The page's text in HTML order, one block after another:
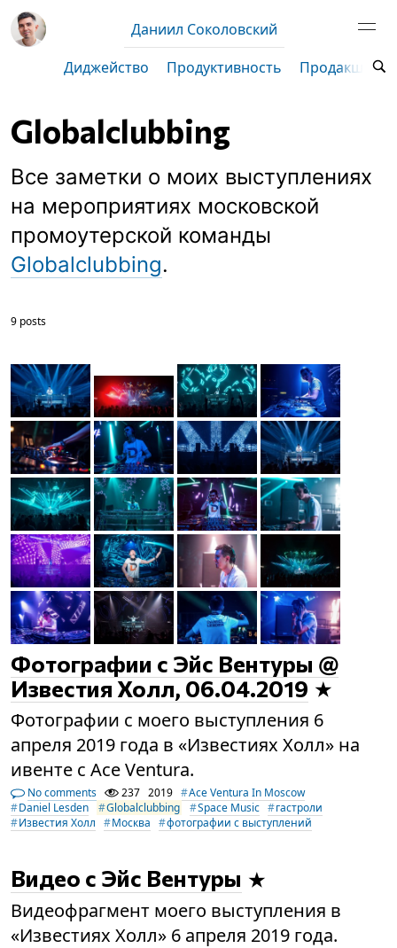
Даниил Соколовский
Диджейство
Продуктивность Продакшен
Globalclubbing
Все заметки о моих выступлениях
на мероприятиях московской
промоутерской команды
Globalclubbing.
9 posts
Фотографии с Эйс Вентуры @
Известия Холл, 06.04.2019
Фотографии с моего выступления 6
апреля 2019 года в «Известиях Холл» на
ивенте с Ace Ventura.
No comments 237 2019
Ace Ventura In Moscow
Daniel Lesden
Globalclubbing Space Music
гастроли
Известия Холл
Москва фотографии с выступлений
Видео с Эйс Вентуры
Видеофрагмент моего выступления в
«Известиях Холл» 6 апреля 2019 года.